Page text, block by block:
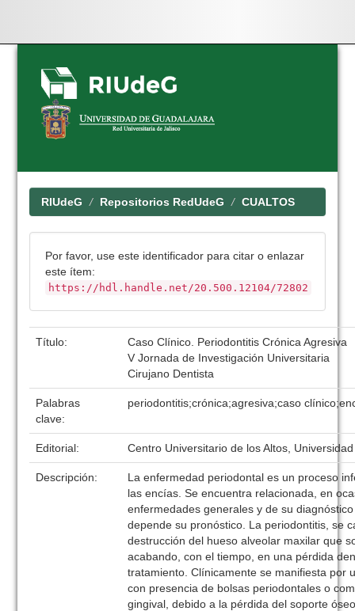
Skip
navigation
RIUdeG Repositorios RedUdeG CUALTOS
Por favor, use este identificador para citar o enlazar
este ítem:
https://hdl.handle.net/20.500.12104/72802
Título:
Caso Clínico. Periodontitis Crónica Agresiva
V Jornada de Investigación Universitaria
Cirujano Dentista
Palabras
clave:
periodontitis;crónica;agresiva;caso
Editorial: Centro Universitario de los Altos,
Descripción:
La enfermedad periodontal es un proceso
las encías. Se encuentra relacionada, en
enfermedades generales y de su
depende su pronóstico. La periodontitis, se
destrucción del hueso alveolar maxilar que
acabando, con el tiempo, en una pérdida
tratamiento. Clínicamente se manifiesta por
con presencia de bolsas periodontales o
gingival, debido a la pérdida del soporte